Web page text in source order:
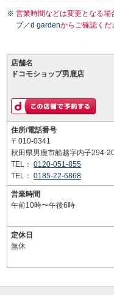
営業時間などは変更となる
プ／d gardenからご確認くだ
店舗名
ドコモショップ男鹿店
住所/電話番号
〒010-0341
秋田県男鹿市船越字内子294-
TEL： 0120-051-855
TEL： 0185-22-6868
営業時間
午前10時〜午後6時
定休日
無休